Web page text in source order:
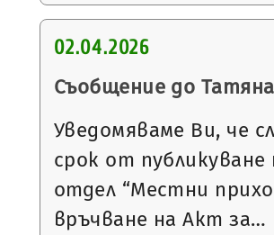
02.04.2026
Съобщение до
Уведомяваме Ви, че
срок от
отдел “Местни
връчване на Акт за…